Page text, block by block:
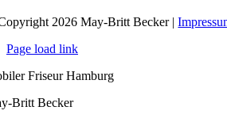
2026 May-Britt Becker |
Page load link
Friseur Hamburg
Britt Becker